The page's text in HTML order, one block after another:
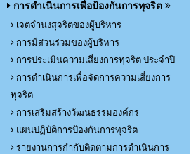
การดำเนินการเพื่อป้องกันการทุจริต
เจตจำนงสุจริตของผู้บริหาร
การมีส่วนร่วมของผู้บริหาร
การประเมินความเสี่ยงการทุจริต ประจำปี
การดำเนินการเพื่อจัดการความเสี่ยงการ
ทุจริต
การเสริมสร้างวัฒนธรรมองค์กร
แผนปฏิบัติการป้องกันการทุจริต
รายงานการกำกับติดตามการดำเนินการ